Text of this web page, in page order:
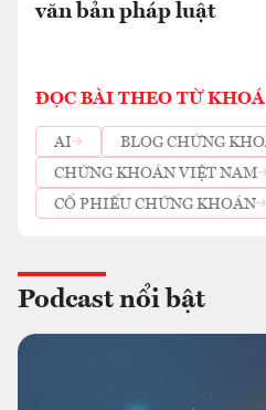
văn bản pháp luật
ĐỌC BÀI THEO TỪ KHOÁ
AI BLOG CHỨNG
CHỨNG KHOÁN VIỆT NAM
CỔ PHIẾU CHỨNG KHOÁN
Podcast nổi bật